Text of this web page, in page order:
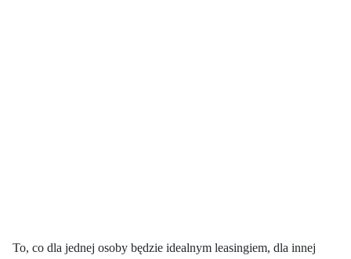
To, co dla jednej osoby będzie idealnym leasingiem, dla innej